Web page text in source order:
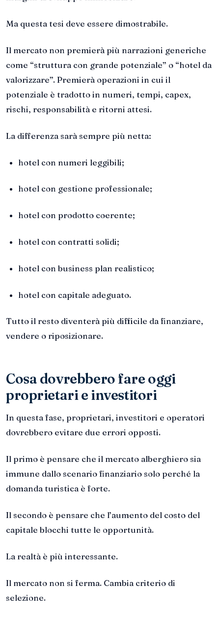
Ma questa tesi deve essere dimostrabile.
Il mercato non premierà più narrazioni generiche
come “struttura con grande potenziale” o “hotel da
valorizzare”. Premierà operazioni in cui il
potenziale è tradotto in numeri, tempi, capex,
rischi, responsabilità e ritorni attesi.
La differenza sarà sempre più netta:
hotel con numeri leggibili;
hotel con gestione professionale;
hotel con prodotto coerente;
hotel con contratti solidi;
hotel con business plan realistico;
hotel con capitale adeguato.
Tutto il resto diventerà più difficile da finanziare,
vendere o riposizionare.
Cosa dovrebbero fare oggi
proprietari e investitori
In questa fase, proprietari, investitori e operatori
dovrebbero evitare due errori opposti.
Il primo è pensare che il mercato alberghiero sia
immune dallo scenario finanziario solo perché la
domanda turistica è forte.
Il secondo è pensare che l’aumento del costo del
capitale blocchi tutte le opportunità.
La realtà è più interessante.
Il mercato non si ferma. Cambia criterio di
selezione.